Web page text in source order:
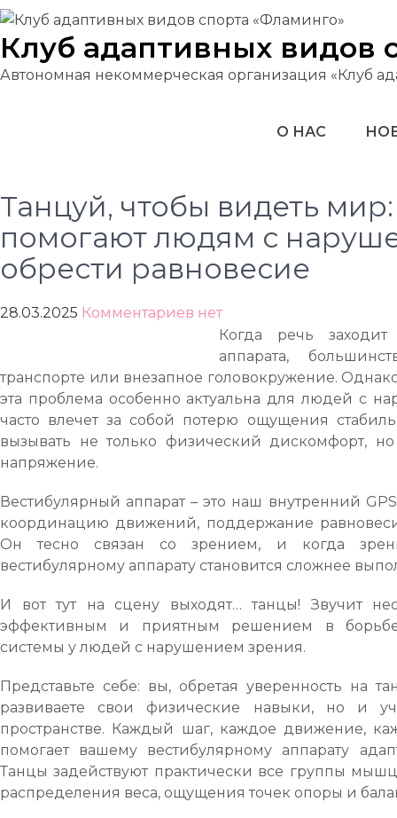
Перейти
содержимому
Клуб адаптивных видов
Автономная некоммерческая организация «Клуб
О НАС
Танцуй, чтобы видеть
помогают людям с
обрести равновесие
28.03.2025 Комментариев нет
Когда речь заходит
аппарата,
транспорте или внезапное головокружение.
эта проблема особенно актуальна для людей с
часто влечет за собой потерю ощущения
вызывать не только физический дискомфорт,
напряжение.
Вестибулярный аппарат – это наш внутренний
координацию движений, поддержание
Он тесно связан со зрением, и когда
вестибулярному аппарату становится сложнее
И вот тут на сцену выходят… танцы! Звучит
эффективным и приятным решением в
системы у людей с нарушением зрения.
Представьте себе: вы, обретая уверенность на
развиваете свои физические навыки, но и
пространстве. Каждый шаг, каждое движение,
помогает вашему вестибулярному аппарату
Танцы задействуют практически все группы
распределения веса, ощущения точек опоры и